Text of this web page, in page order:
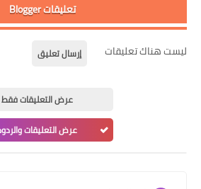
تعليقات Blogger
ليست هناك تعليقات إرسال تعليق
عرض التعليقات فقط
عرض التعليقات